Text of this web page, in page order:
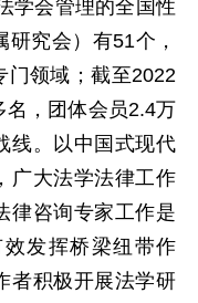
学会管理的全国性
究会）有51个，
门领域；截至2022
名，团体会员2.4万
线。以中国式现代
广大法学法律工作
律咨询专家工作是
发挥桥梁纽带作
者积极开展法学研